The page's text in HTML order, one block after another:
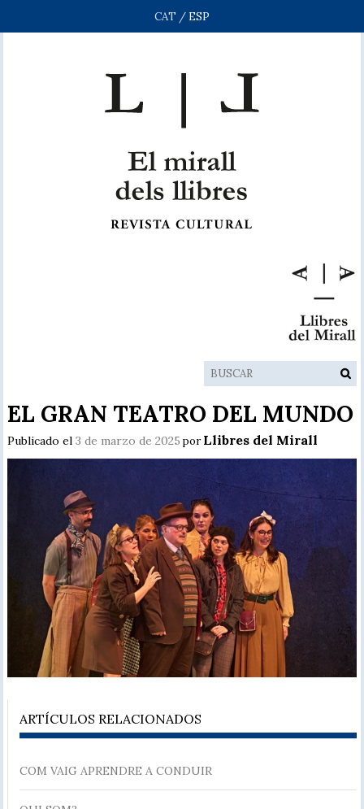
CAT / ESP
EL GRAN TEATRO DEL MUNDO
Publicado el3 de marzo de 2025 porLlibres del Mirall
ARTÍCULOS RELACIONADOS
COM VAIG APRENDRE A CONDUIR